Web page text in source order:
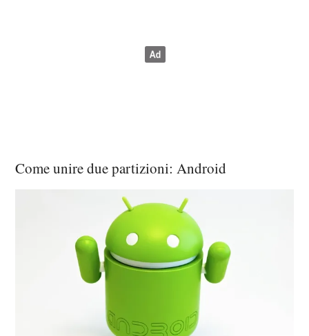
Come unire due partizioni: Android